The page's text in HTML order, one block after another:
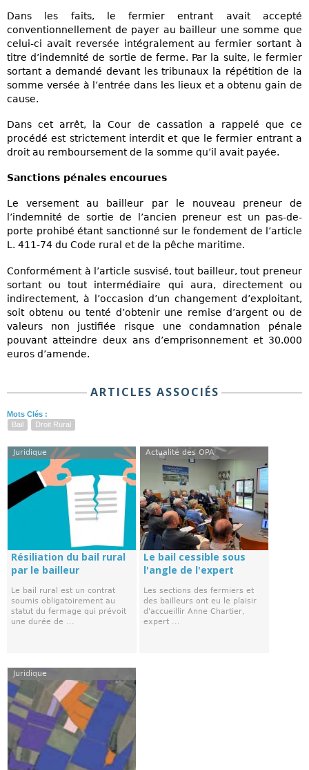
Dans les faits, le fermier entrant avait accepté
conventionnellement de payer au bailleur une somme que
celui-ci avait reversée intégralement au fermier sortant à
titre d’indemnité de sortie de ferme. Par la suite, le fermier
sortant a demandé devant les tribunaux la répétition de la
somme versée à l’entrée dans les lieux et a obtenu gain de
cause.
Dans cet arrêt, la Cour de cassation a rappelé que ce
procédé est strictement interdit et que le fermier entrant a
droit au remboursement de la somme qu’il avait payée.
Sanctions pénales encourues
Le versement au bailleur par le nouveau preneur de
l’indemnité de sortie de l’ancien preneur est un pas-de-
porte prohibé étant sanctionné sur le fondement de l’article
L. 411-74 du Code rural et de la pêche maritime.
Conformément à l’article susvisé, tout bailleur, tout preneur
sortant ou tout intermédiaire qui aura, directement ou
indirectement, à l’occasion d’un changement d’exploitant,
soit obtenu ou tenté d’obtenir une remise d’argent ou de
valeurs non justifiée risque une condamnation pénale
pouvant atteindre deux ans d’emprisonnement et 30.000
euros d’amende.
ARTICLES ASSOCIÉS
Mots Clés :
Bail
Droit Rural
Juridique
Résiliation du bail rural
par le bailleur
Le bail rural est un contrat
soumis obligatoirement au
statut du fermage qui prévoit
une durée de ...
Actualité des OPA
Le bail cessible sous
l'angle de l'expert
Les sections des fermiers et
des bailleurs ont eu le plaisir
d'accueillir Anne Chartier,
expert ...
Juridique